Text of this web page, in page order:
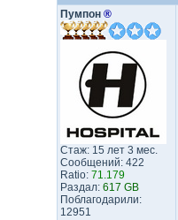
Пумпон ®
Стаж: 15 лет 3 мес.
Сообщений: 422
Ratio: 71.179
Раздал: 617 GB
Поблагодарили:
12951